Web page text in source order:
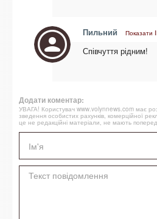
Пильний Показати
Співчуття рідним!
Додати коментар:
УВАГА! Користувач www.volynnews.com має
зведення особистих рахунків, комерційної
це не редакційні матеріали, не мають